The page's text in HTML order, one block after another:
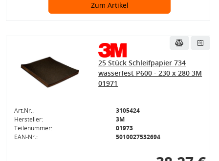
Zum Artikel
25 Stück Schleifpapier 734
wasserfest P600 - 230 x 280 3M
01971
Art.Nr.:
3105424
Hersteller:
3M
Teilenummer:
01973
EAN-Nr.:
5010027532694